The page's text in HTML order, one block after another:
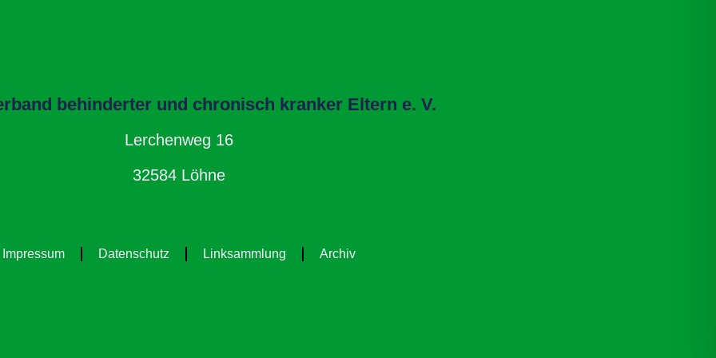
behinderter und chronisch kranker Eltern e. V.
Lerchenweg 16
32584 Löhne
Impressum Datenschutz Linksammlung Archiv